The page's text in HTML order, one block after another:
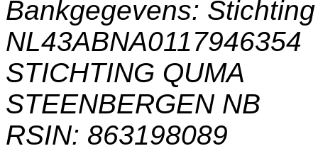
Bankgegevens:
NL43ABNA0117946354
STICHTING QUMA
STEENBERGEN NB
RSIN: 863198089